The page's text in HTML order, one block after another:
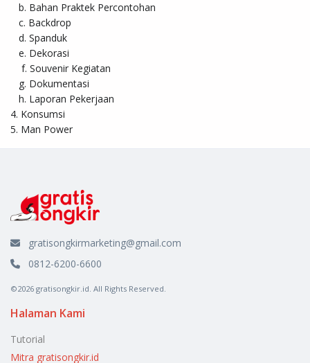
4. Konsumsi
5. Man Power
gratisongkirmarketing@gmail.com
0812-6200-6600
©2026 gratisongkir.id. All Rights Reserved.
Halaman Kami
Tutorial
Mitra gratisongkir.id